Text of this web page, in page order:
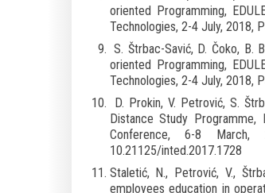
oriented Programming,
Technologies, 2-4 July, 2018,
S. Štrbac-Savić, D. Čoko, B.
oriented Programming,
Technologies, 2-4 July, 2018,
D. Prokin, V. Petrović, S.
Distance Study Programme,
Conference, 6-8 March,
10.21125/inted.2017.1728
Staletić, N., Petrović, V.,
employees education in